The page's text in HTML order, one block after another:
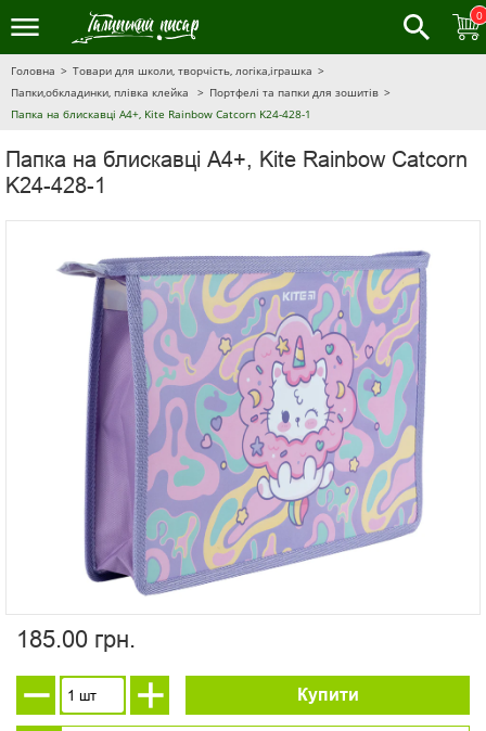
0
Головна
Товари для школи, творчість, логіка,іграшка
Папки,обкладинки, плівка клейка
Портфелі та папки для зошитів
Папка на блискавці A4+, Kite Rainbow Catcorn K24-428-1
Папка на блискавці A4+, Kite Rainbow Catcorn
K24-428-1
185.00 грн.
Купити